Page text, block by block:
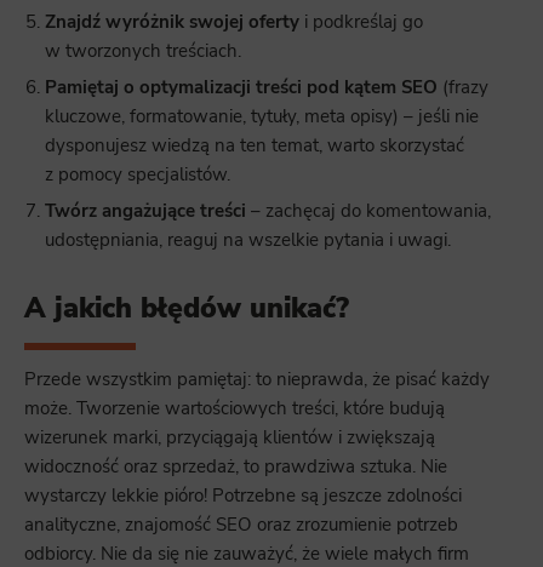
Znajdź wyróżnik swojej oferty i podkreślaj go
w tworzonych treściach.
Pamiętaj o optymalizacji treści pod kątem SEO (frazy
kluczowe, formatowanie, tytuły, meta opisy) – jeśli nie
dysponujesz wiedzą na ten temat, warto skorzystać
z pomocy specjalistów.
Twórz angażujące treści – zachęcaj do komentowania,
udostępniania, reaguj na wszelkie pytania i uwagi.
A jakich błędów unikać?
Przede wszystkim pamiętaj: to nieprawda, że pisać każdy
może. Tworzenie wartościowych treści, które budują
wizerunek marki, przyciągają klientów i zwiększają
widoczność oraz sprzedaż, to prawdziwa sztuka. Nie
wystarczy lekkie pióro! Potrzebne są jeszcze zdolności
analityczne, znajomość SEO oraz zrozumienie potrzeb
odbiorcy. Nie da się nie zauważyć, że wiele małych firm